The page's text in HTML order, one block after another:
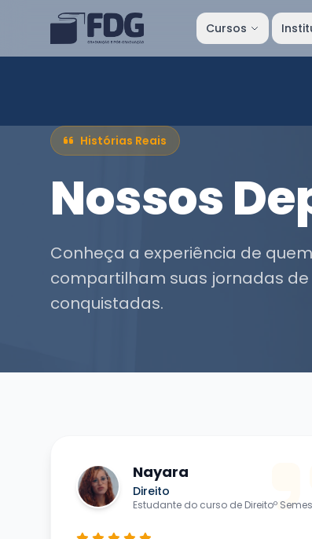
Cursos
Histórias Reais
Nossos
Conheça a experiência de
compartilham suas jornadas
conquistadas.
Nayara
Direito
Estudante do curso de Direitoº